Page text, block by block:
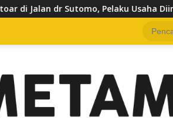
Jalan dr Sutomo, Pelaku Usaha